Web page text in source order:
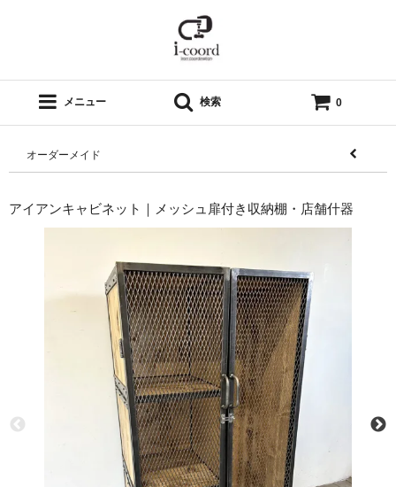
メニュー 検索 0
オーダーメイド
アイアンキャビネット｜メッシュ扉付き収納棚・店舗什器